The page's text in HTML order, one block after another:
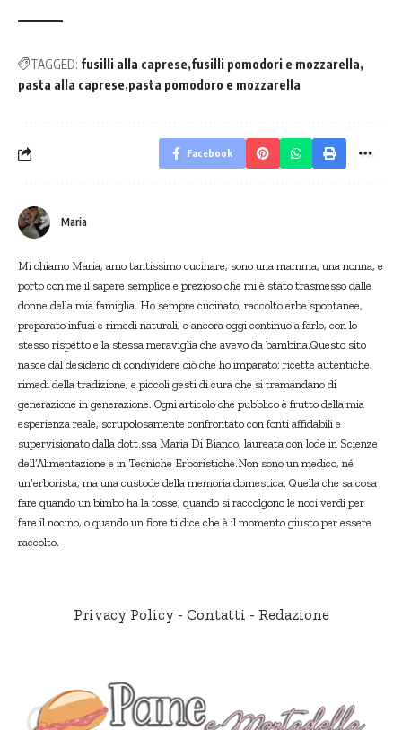
TAGGED: fusilli alla caprese fusilli pomodori e mozzarella
pasta alla caprese pasta pomodoro e mozzarella
Facebook
Maria
Mi chiamo Maria, amo tantissimo cucinare, sono una mamma, una nonna, e
porto con me il sapere semplice e prezioso che mi è stato trasmesso dalle
donne della mia famiglia. Ho sempre cucinato, raccolto erbe spontanee,
preparato infusi e rimedi naturali, e ancora oggi continuo a farlo, con lo
stesso rispetto e la stessa meraviglia che avevo da bambina.Questo sito
nasce dal desiderio di condividere ciò che ho imparato: ricette autentiche,
rimedi della tradizione, e piccoli gesti di cura che si tramandano di
generazione in generazione. Ogni articolo che pubblico è frutto della mia
esperienza reale, scrupolosamente confrontato con fonti affidabili e
supervisionato dalla dott.ssa Maria Di Bianco, laureata con lode in Scienze
dell’Alimentazione e in Tecniche Erboristiche.Non sono un medico, né
un’erborista, ma una custode della memoria domestica. Quella che sa cosa
fare quando un bimbo ha la tosse, quando si raccolgono le noci verdi per
fare il nocino, o quando un fiore ti dice che è il momento giusto per essere
raccolto.
Privacy Policy - Contatti - Redazione